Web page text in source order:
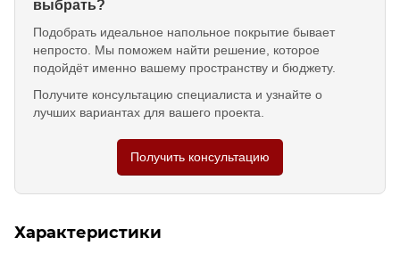
выбрать?
Подобрать идеальное напольное покрытие бывает
непросто. Мы поможем найти решение, которое
подойдёт именно вашему пространству и бюджету.
Получите консультацию специалиста и узнайте о
лучших вариантах для вашего проекта.
Получить консультацию
Характеристики